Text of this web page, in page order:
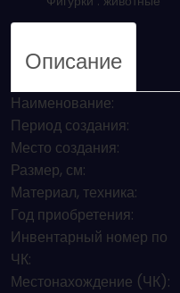
Описание
Наименование:
Период создания:
Место создания:
Размер, см:
Материал, техника:
Год приобретения:
Инвентарный номер по
ЧК:
Местонахождение (ЧК):